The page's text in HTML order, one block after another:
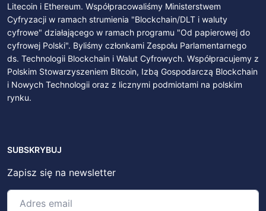
Litecoin i Ethereum. Współpracowaliśmy Ministerstwem
Cyfryzacji w ramach strumienia "Blockchain/DLT i waluty
cyfrowe" działającego w ramach programu "Od papierowej do
cyfrowej Polski". Byliśmy członkami Zespołu Parlamentarnego
ds. Technologii Blockchain i Walut Cyfrowych. Współpracujemy z
Polskim Stowarzyszeniem Bitcoin, Izbą Gospodarczą Blockchain
i Nowych Technologii oraz z licznymi podmiotami na polskim
rynku.
SUBSKRYBUJ
Zapisz się na newsletter